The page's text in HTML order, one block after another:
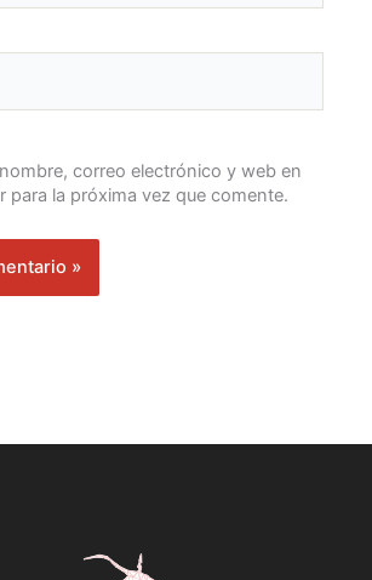
correo electrónico y web en
para la próxima vez que comente.